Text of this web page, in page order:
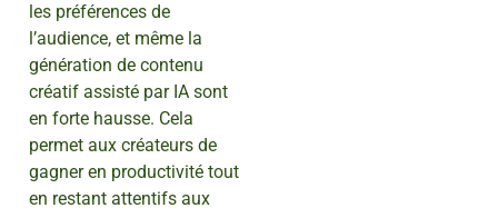
les préférences de
l’audience, et même la
génération de contenu
créatif assisté par IA sont
en forte hausse. Cela
permet aux créateurs de
gagner en productivité tout
en restant attentifs aux